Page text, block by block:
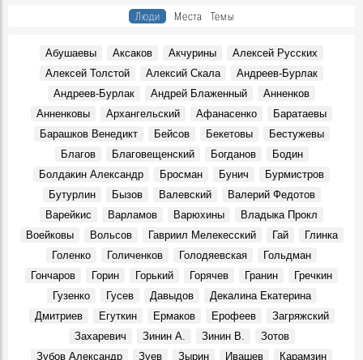
Показали книги семьи Языковых и книги с автографами
Герои, 16 Марта 1803
К100-летию со дня рождения краеведа и исследователя
Венедикта Барашкова. Видео Дворца книги
Герои, 17 Марта 1926
Большой театр в Симбирске-Ульяновске? Именно так
Места, 27 Марта 1920
В Ульяновске умер Заслуженный тренер России
Геннадий Климов
Герои, 31 Марта 2026
вопроса — 1,9 млн рублей
Места, 31 Апреля 2026
В Доме Гончарова проводят экскурсии при свете
старинной лампы
Покажут подлинные автографы космонавтов, документы
Люди Места Темы
Абушаевы Аксаков Акчурины
Алексей Русских
Алексей Толстой
Алексий Скала
Андреев-Бурлак
Андреев-Бурлак
Андрей Блаженный
Анненков
Анненковы
Архангельский Афанасенко
Баратаевы
Барашков Венедикт
Бейсов Бекетовы
Бестужевы
Благов
Благовещенский Богданов
Бодин
Болдакин Александр
Бросман Бунич
Бурмистров
Бутурлин
Бызов Валевский
Валерий Федотов
Варейкис
Варламов Варюхины
Владыка Прокл
Воейковы
Вольсов Гавриил Мелекесский Гай
Глинка
Голенко
Голиченков Голодяевская
Гольдман
Гончаров
Горин Горький Горячев Гранин
Гречкин
Гузенко
Гусев Давыдов
Декалина Екатерина
Дмитриев
Егуткин Ермаков Ерофеев
Загряжский
Захаревич
Зинин А. Зинин В.
Зотов
Зубов Александр
Зуев Зырин Ивашев
Карамзин